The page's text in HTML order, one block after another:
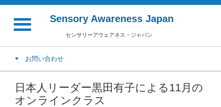
Sensory Awareness Japan
センサリーアウェアネス・ジャパン
お問い合わせ
日本人リーダー黒田有子による11月の
オンラインクラス